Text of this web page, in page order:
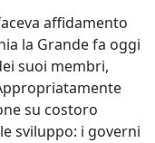
affidamento
la Grande fa oggi
suoi membri,
su costoro
sviluppo: i governi